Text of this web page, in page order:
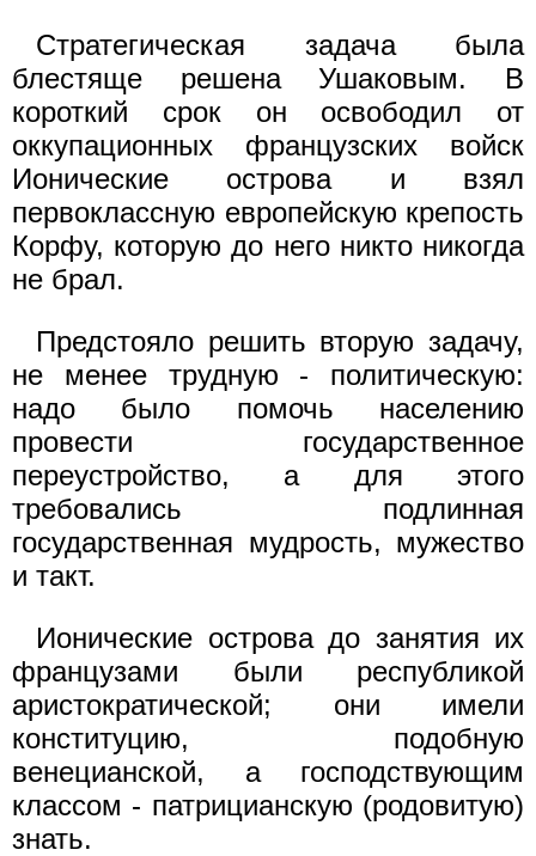
Стратегическая задача была
блестяще решена Ушаковым. В
короткий срок он освободил от
оккупационных французских войск
Ионические острова и взял
первоклассную европейскую крепость
Корфу, которую до него никто никогда
не брал.
Предстояло решить вторую задачу,
не менее трудную - политическую:
надо было помочь населению
провести государственное
переустройство, а для этого
требовались подлинная
государственная мудрость, мужество
и такт.
Ионические острова до занятия их
французами были республикой
аристократической; они имели
конституцию, подобную
венецианской, а господствующим
классом - патрицианскую (родовитую)
знать.